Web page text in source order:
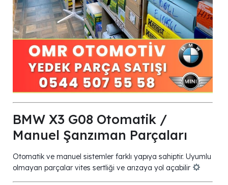
BMW X3 G08 Otomatik /
Manuel Şanzıman Parçaları
Otomatik ve manuel sistemler farklı yapıya sahiptir. Uyumlu
olmayan parçalar vites sertliği ve arızaya yol açabilir